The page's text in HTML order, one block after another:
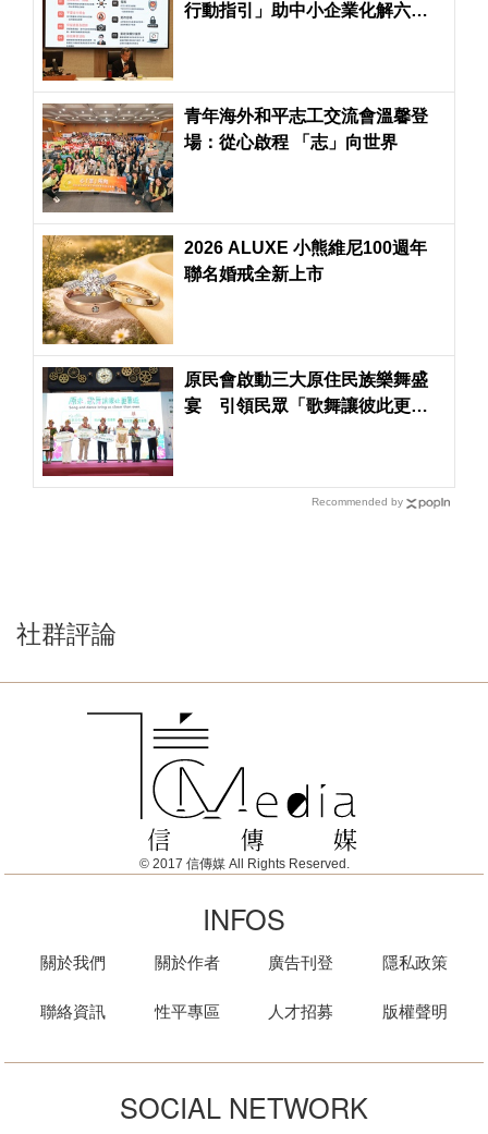
行動指引」助中小企業化解六大
青年海外和平志工交流會溫馨登
場：從心啟程 「志」向世界
2026 ALUXE 小熊維尼100週年
聯名婚戒全新上市
原民會啟動三大原住民族樂舞盛
宴 引領民眾「歌舞讓彼此更靠
Recommended by
社群評論
© 2017 信傳媒 All Rights Reserved.
INFOS
關於我們
聯絡資訊
關於作者
性平專區
廣告刊登
人才招募
隱私政策
版權聲明
SOCIAL NETWORK